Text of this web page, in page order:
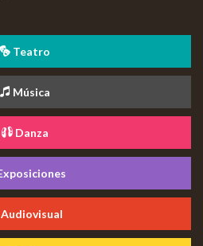
Teatro
Música
Danza